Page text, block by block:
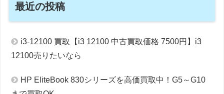
最近の投稿
i3-12100 買取【i3 12100 中古買取価格 7500円】i3
12100売りたいなら
HP EliteBook 830シリーズを高価買取中！G5～G10